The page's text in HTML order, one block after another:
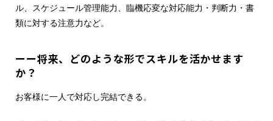
ル、スケジュール管理能力、臨機応変な対応能力・判断力・書
類に対する注意力など。
ーー将来、どのような形でスキルを活かせます
か？
お客様に一人で対応し完結できる。